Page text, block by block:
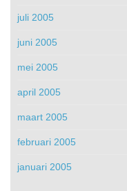
juli 2005
juni 2005
mei 2005
april 2005
maart 2005
februari 2005
januari 2005